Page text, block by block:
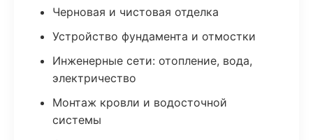
Черновая и чистовая отделка
Устройство фундамента и отмостки
Инженерные сети: отопление, вода,
электричество
Монтаж кровли и водосточной
системы